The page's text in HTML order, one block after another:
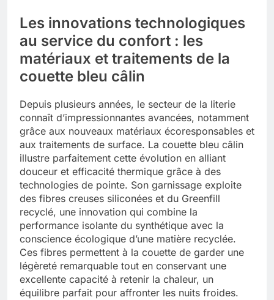
Les innovations technologiques
au service du confort : les
matériaux et traitements de la
couette bleu câlin
Depuis plusieurs années, le secteur de la literie
connaît d’impressionnantes avancées, notamment
grâce aux nouveaux matériaux écoresponsables et
aux traitements de surface. La couette bleu câlin
illustre parfaitement cette évolution en alliant
douceur et efficacité thermique grâce à des
technologies de pointe. Son garnissage exploite
des fibres creuses siliconées et du Greenfill
recyclé, une innovation qui combine la
performance isolante du synthétique avec la
conscience écologique d’une matière recyclée.
Ces fibres permettent à la couette de garder une
légèreté remarquable tout en conservant une
excellente capacité à retenir la chaleur, un
équilibre parfait pour affronter les nuits froides.